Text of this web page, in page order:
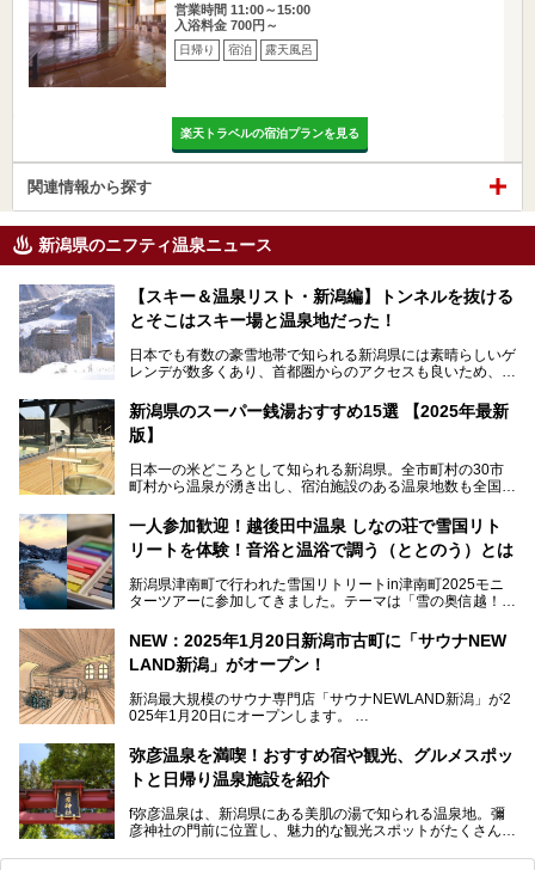
営業時間 11:00～15:00
入浴料金 700円～
日帰り 宿泊 露天風呂
楽天トラベルの宿泊プランを見る
関連情報から探す
新潟県のニフティ温泉ニュース
【スキー＆温泉リスト・新潟編】トンネルを抜ける
とそこはスキー場と温泉地だった！
日本でも有数の豪雪地帯で知られる新潟県には素晴らしいゲ
レンデが数多くあり、首都圏からのアクセスも良いため、関
た全域にわたって月岡、赤倉、松之山、燕、妙高、岩室など
など、古くは文豪にも愛された歴史ある老舗温泉地が多いこ
とで知られています。
めに訪れたい、新潟県内にあるスキー場そばの温泉地をまと
めました。
新潟県のスーパー銭湯おすすめ15選 【2025年最新
版】
日本一の米どころとして知られる新潟県。全市町村の30市
町村から温泉が湧き出し、宿泊施設のある温泉地数も全国有
温泉が利用ができる宿泊施設も多く、スーパー銭湯も多彩な
サービスを提供する施設がいろいろ。
観光やレジャーに温泉を組み合わせれば、旅はさらに充実し
します。
一人参加歓迎！越後田中温泉 しなの荘で雪国リト
リートを体験！音浴と温浴で調う（ととのう）とは
新潟県津南町で行われた雪国リトリートin津南町2025モニ
ターツアーに参加してきました。テーマは「雪の奥信越！音
温泉ライターとして「温浴」は頻繁に体験していますが、
「音浴」とは果たしてどんな体験なのでしょう？とても気に
なお、宿泊した温泉は日帰り入浴もできる秘湯「越後田中温
泉 しなの荘」です。こちらについても詳しく紹介します。
提供元：一般社団法人 雪国観光舎【PR】
NEW：2025年1月20日新潟市古町に「サウナNEW
LAND新潟」がオープン！
新潟最大規模のサウナ専門店「サウナNEWLAND新潟」が2
025年1月20日にオープンします。
街に再び笑顔と賑わいを取り戻し、新たなランドマークとし
て地域活性化を目指します。
サウナ室のテーマは「海賊船」‥⁉ ユニークなサウナ室を
弥彦温泉を満喫！おすすめ宿や観光、グルメスポッ
トと日帰り温泉施設を紹介
f弥彦温泉は、新潟県にある美肌の湯で知られる温泉地。彌
彦神社の門前に位置し、魅力的な観光スポットがたくさんあ